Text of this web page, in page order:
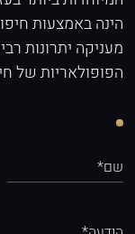
הינה באמצעות
מעניקה יתרונות
הפופולאריות של
שם*